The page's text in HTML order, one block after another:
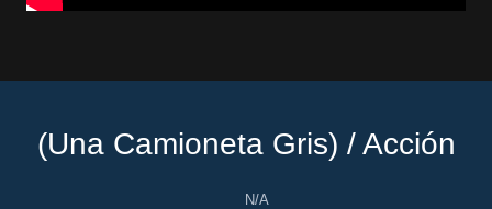
(Una Camioneta Gris) / Acción
N/A